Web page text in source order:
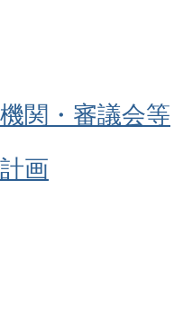
関・審議会等
画